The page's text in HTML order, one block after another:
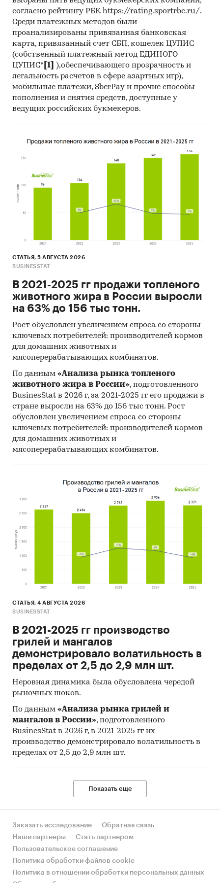
согласно рейтингу РБК https://rating.sportrbc.ru/.
Среди платежных методов были
проанализированы привязанная банковская
карта, привязанный счет СБП, кошелек ЦУПИС
(собственный платежный метод ЕДИНОГО
ЦУПИС* [1]
),обеспечивающего прозрачность и
легальность расчетов в сфере азартных игр),
мобильные платежи, SberPay и прочие способы
пополнения и снятия средств, доступные у
ведущих российских букмекеров.
СТАТЬЯ, 5 АВГУСТА 2026
BUSINESSTAT
В 2021-2025 гг продажи топленого
животного жира в России выросли
на 63% до 156 тыс тонн.
Рост обусловлен увеличением спроса со стороны
ключевых потребителей: производителей кормов
для домашних животных и
мясоперерабатывающих комбинатов.
По данным «Анализа рынка топленого
животного жира в России», подготовленного
BusinesStat в 2026 г, за 2021-2025 гг его продажи в
стране выросли на 63% до 156 тыс тонн. Рост
обусловлен увеличением спроса со стороны
ключевых потребителей: производителей кормов
для домашних животных и
мясоперерабатывающих комбинатов.
СТАТЬЯ, 4 АВГУСТА 2026
BUSINESSTAT
В 2021-2025 гг производство
грилей и мангалов
демонстрировало волатильность в
пределах от 2,5 до 2,9 млн шт.
Неровная динамика была обусловлена чередой
рыночных шоков.
По данным «Анализа рынка грилей и
мангалов в России», подготовленного
BusinesStat в 2026 г, в 2021-2025 гг их
производство демонстрировало волатильность в
пределах от 2,5 до 2,9 млн шт.
Показать еще
Заказать исследование
Обратная связь
Наши партнеры
Стать партнером
Пользовательское соглашение
Политика обработки файлов cookie
Политика в отношении обработки персональных данных